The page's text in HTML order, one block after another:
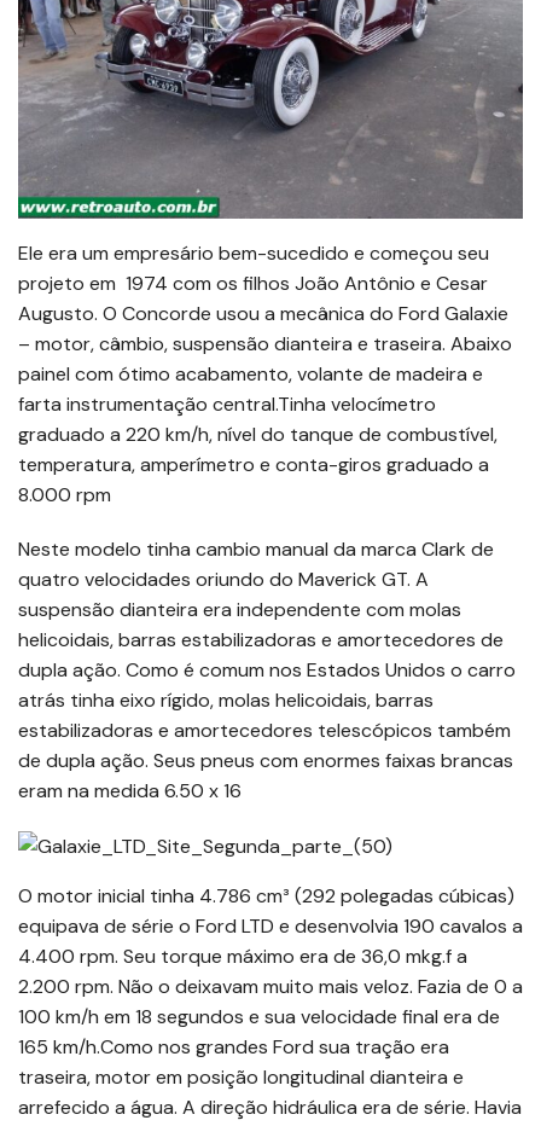
Ele era um empresário bem-sucedido e começou seu
projeto em 1974 com os filhos João Antônio e Cesar
Augusto. O Concorde usou a mecânica do Ford Galaxie
– motor, câmbio, suspensão dianteira e traseira. Abaixo
painel com ótimo acabamento, volante de madeira e
farta instrumentação central.Tinha velocímetro
graduado a 220 km/h, nível do tanque de combustível,
temperatura, amperímetro e conta-giros graduado a
8.000 rpm
Neste modelo tinha cambio manual da marca Clark de
quatro velocidades oriundo do Maverick GT. A
suspensão dianteira era independente com molas
helicoidais, barras estabilizadoras e amortecedores de
dupla ação. Como é comum nos Estados Unidos o carro
atrás tinha eixo rígido, molas helicoidais, barras
estabilizadoras e amortecedores telescópicos também
de dupla ação. Seus pneus com enormes faixas brancas
eram na medida 6.50 x 16
O motor inicial tinha 4.786 cm³ (292 polegadas cúbicas)
equipava de série o Ford LTD e desenvolvia 190 cavalos a
4.400 rpm. Seu torque máximo era de 36,0 mkg.f a
2.200 rpm. Não o deixavam muito mais veloz. Fazia de 0 a
100 km/h em 18 segundos e sua velocidade final era de
165 km/h.Como nos grandes Ford sua tração era
traseira, motor em posição longitudinal dianteira e
arrefecido a água. A direção hidráulica era de série. Havia